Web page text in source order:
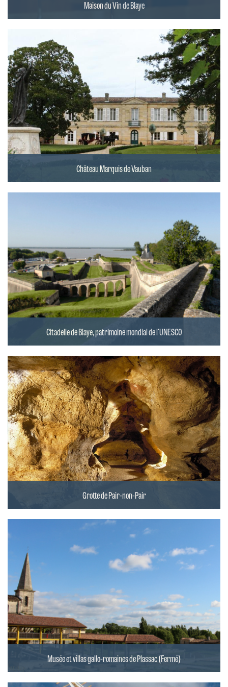
Maison du Vin de Blaye
Château Marquis de Vauban
Citadelle de Blaye, patrimoine mondial de l'UNESCO
Grotte de Pair-non-Pair
Musée et villas gallo-romaines de Plassac (Fermé)